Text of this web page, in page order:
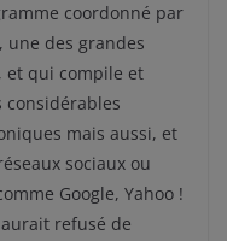
coordonné par
une des grandes
et qui compile et
considérables
mais aussi, et
sociaux ou
Google, Yahoo !
refusé de